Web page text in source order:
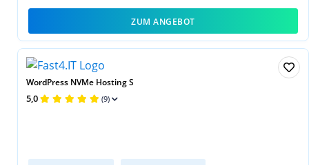
ZUM ANGEBOT
WordPress NVMe Hosting S
5,0 (9)